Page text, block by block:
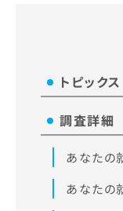
トピックス
調査詳細
あなたの
あなたの